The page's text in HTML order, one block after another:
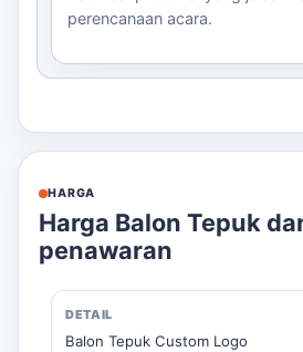
perencanaan acara.
HARGA
Harga Balon Tepuk
penawaran
Balon Tepuk Custom Logo